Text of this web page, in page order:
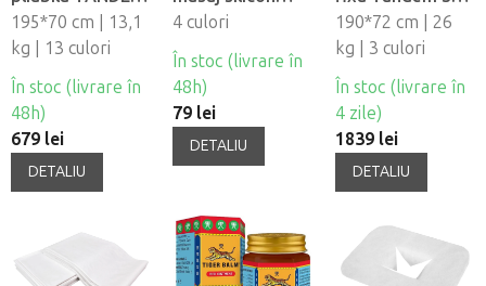
Basic-2
195*70 cm | 13,1
kg | 13 culori
În stoc (livrare în
48h)
679 lei
DETALIU
Fabulo
Mushroom - set,
4 buc
4 culori
În stoc (livrare în
48h)
79 lei
DETALIU
Luna V2
190*72 cm | 26
kg | 3 culori
În stoc (livrare în
4 zile)
1839 lei
DETALIU